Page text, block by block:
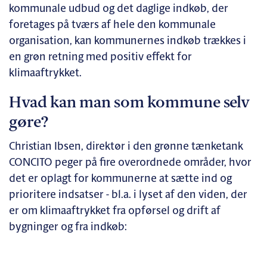
kommunale udbud og det daglige indkøb, der
foretages på tværs af hele den kommunale
organisation, kan kommunernes indkøb trækkes i
en grøn retning med positiv effekt for
klimaaftrykket.
Hvad kan man som kommune selv
gøre?
Christian Ibsen, direktør i den grønne tænketank
CONCITO peger på fire overordnede områder, hvor
det er oplagt for kommunerne at sætte ind og
prioritere indsatser - bl.a. i lyset af den viden, der
er om klimaaftrykket fra opførsel og drift af
bygninger og fra indkøb: